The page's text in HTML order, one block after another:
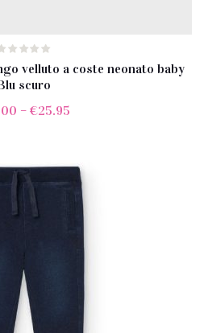
velluto a coste neonato baby
scuro
– €25.95